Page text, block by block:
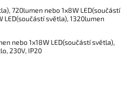
720lumen nebo 1x8W LED(součástí
LED(součástí světla), 1320lumen
nebo 1x18W LED(součástí světla),
230V, IP20